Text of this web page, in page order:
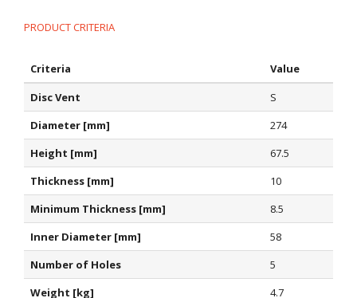
PRODUCT CRITERIA
Criteria
Value
Disc Vent
S
Diameter [mm]
274
Height [mm]
67.5
Thickness [mm]
10
Minimum Thickness [mm]
8.5
Inner Diameter [mm]
58
Number of Holes
5
Weight [kg]
4.7